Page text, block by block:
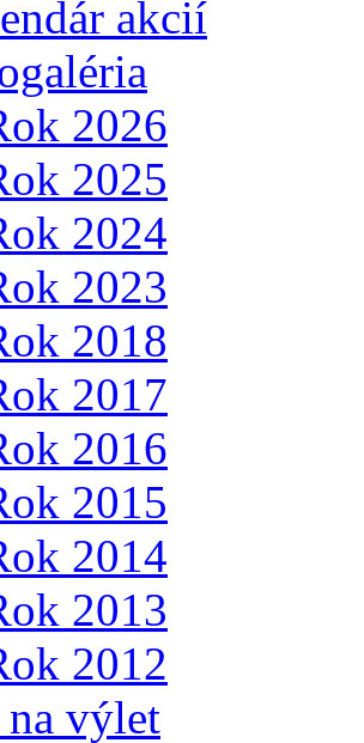
akcií
2026
2025
2024
2023
2018
2017
2016
2015
2014
2013
2012
výlet